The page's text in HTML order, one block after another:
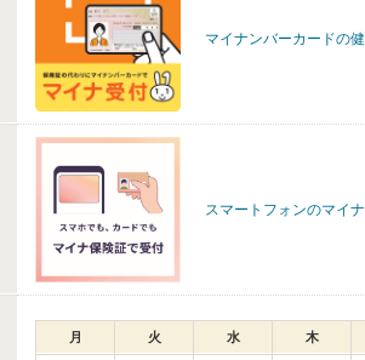
マイナンバーカードの
スマートフォンのマイ
月 火 水 木